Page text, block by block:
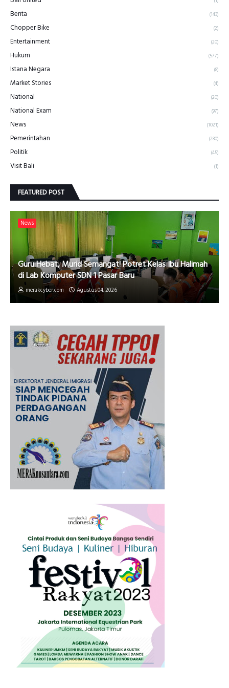
Berita (143)
Chopper Bike (2)
Entertainment (20)
Hukum (577)
Istana Negara (8)
Market Stories (4)
National (20)
National Exam (97)
News (1021)
Pemerintahan (280)
Politik (45)
Visit Bali (1)
FEATURED POST
News
Guru Hebat, Murid Semangat! Potret Kelas Ibu Halimah
di Lab Komputer SDN 1 Pasar Baru
merakcyber.com Agustus 04, 2026